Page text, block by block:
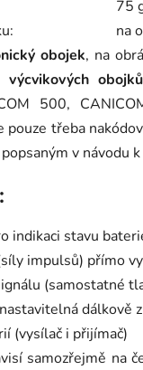
75
na
obojek, na
500,
pouze třeba
v návodu
indikaci stavu
impulsů) přímo
(samostatné
dálkově
(vysílač i přijímač)
samozřejmě na